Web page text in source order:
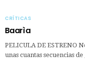
CRÍTICAS
Baarìa
PELICULA DE ESTRENO
unas cuantas secuencias